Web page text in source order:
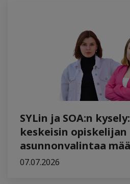
SYLin ja SOA:n
keskeisin opiskelijan
asunnonvalintaa
07.07.2026